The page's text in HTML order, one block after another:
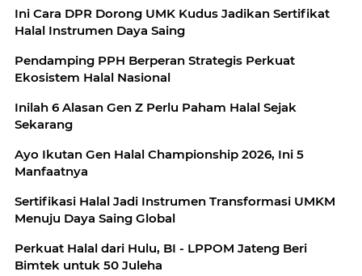
Ini Cara DPR Dorong UMK Kudus Jadikan Sertifikat
Halal Instrumen Daya Saing
Pendamping PPH Berperan Strategis Perkuat
Ekosistem Halal Nasional
Inilah 6 Alasan Gen Z Perlu Paham Halal Sejak
Sekarang
Ayo Ikutan Gen Halal Championship 2026, Ini 5
Manfaatnya
Sertifikasi Halal Jadi Instrumen Transformasi UMKM
Menuju Daya Saing Global
Perkuat Halal dari Hulu, BI - LPPOM Jateng Beri
Bimtek untuk 50 Juleha